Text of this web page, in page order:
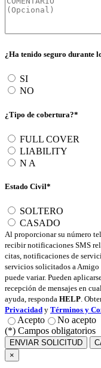
¿Ha tenido seguro durante
SI
NO
¿Tipo de cobertura?*
FULL COVER
LIABILITY
N A
Estado Civil*
SOLTERO
CASADO
Al proporcionar su número
recibir notificaciones SMS
citas, notificaciones de
servicios solicitados a Amigo
puede variar. Pueden
recepción de mensajes en
ayuda, responda HELP.
Privacidad y Términos y
Acepto
No acepto
(*) Campos obligatorios
ENVIAR SOLICITUD
×